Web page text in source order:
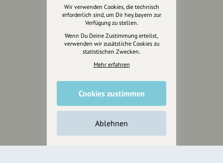
Wir verwenden Cookies, die technisch
erforderlich sind, um Dir hey.bayern zur
Verfügung zu stellen.
Wenn Du Deine Zustimmung erteilst,
verwenden wir zusätzliche Cookies zu
statistischen Zwecken.
Mehr erfahren
Cookies zustimmen
Ablehnen